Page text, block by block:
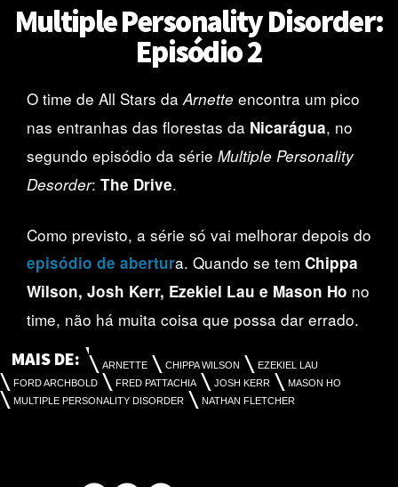
Multiple Personality Disorder:
Episódio 2
O time de All Stars da Arnette encontra um pico
nas entranhas das florestas da Nicarágua, no
segundo episódio da série Multiple Personality
Desorder: The Drive.
Como previsto, a série só vai melhorar depois do
episódio de abertura. Quando se tem Chippa
Wilson, Josh Kerr, Ezekiel Lau e Mason Ho no
time, não há muita coisa que possa dar errado.
MAIS DE:
ARNETTE CHIPPA WILSON
EZEKIEL LAU
FORD ARCHBOLD
FRED PATTACHIA JOSH KERR
MASON HO
MULTIPLE PERSONALITY DISORDER
NATHAN FLETCHER